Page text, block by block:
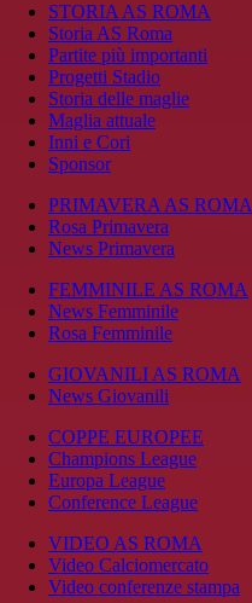
STORIA AS ROMA
Storia AS Roma
Partite più importanti
Progetti Stadio
Storia delle maglie
Maglia attuale
Inni e Cori
Sponsor
PRIMAVERA AS ROMA
Rosa Primavera
News Primavera
FEMMINILE AS ROMA
News Femminile
Rosa Femminile
GIOVANILI AS ROMA
News Giovanili
COPPE EUROPEE
Champions League
Europa League
Conference League
VIDEO AS ROMA
Video Calciomercato
Video conferenze stampa